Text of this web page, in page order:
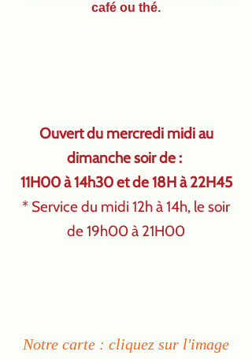
café ou thé.
Ouvert du mercredi midi au
dimanche soir de :
11H00 à 14h30 et de 18H à 22H45
* Service du midi 12h à 14h, le soir
de 19h00 à 21H00
Notre carte : cliquez sur l'image